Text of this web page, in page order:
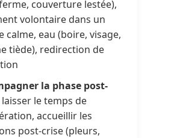
couverture lestée),
volontaire dans un
calme, eau (boire, visage,
tiède), redirection de
la phase post-
laisser le temps de
accueillir les
post-crise (pleurs,